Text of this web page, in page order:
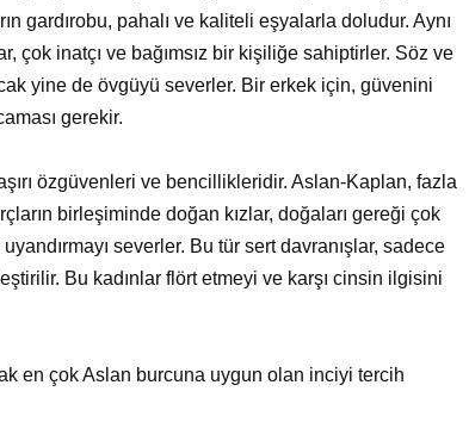
gardırobu, pahalı ve kaliteli eşyalarla doludur. Aynı
çok inatçı ve bağımsız bir kişiliğe sahiptirler. Söz ve
yine de övgüyü severler. Bir erkek için, güvenini
gerekir.
özgüvenleri ve bencillikleridir. Aslan-Kaplan, fazla
birleşiminde doğan kızlar, doğaları gereği çok
severler. Bu tür sert davranışlar, sadece
Bu kadınlar flört etmeyi ve karşı cinsin ilgisini
en çok Aslan burcuna uygun olan inciyi tercih